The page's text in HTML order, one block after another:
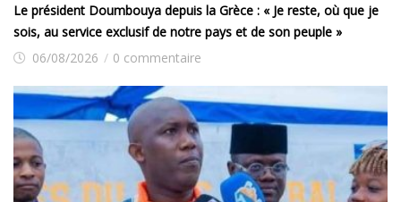
Le président Doumbouya depuis la Grèce : « Je reste, où que je
sois, au service exclusif de notre pays et de son peuple »
06/08/2026 / 0 commentaire